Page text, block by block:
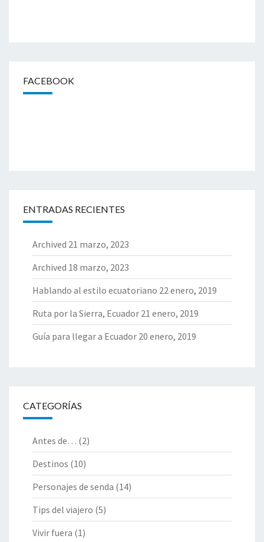
FACEBOOK
ENTRADAS RECIENTES
Archived 21 marzo, 2023
Archived 18 marzo, 2023
Hablando al estilo ecuatoriano 22 enero, 2019
Ruta por la Sierra, Ecuador 21 enero, 2019
Guía para llegar a Ecuador 20 enero, 2019
CATEGORÍAS
Antes de… (2)
Destinos (10)
Personajes de senda (14)
Tips del viajero (5)
Vivir fuera (1)